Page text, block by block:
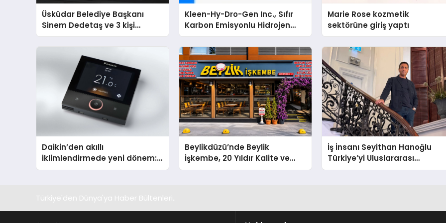
Üsküdar Belediye Başkanı
Sinem Dedetaş ve 3 kişi
tutuklandı
Kleen-Hy-Dro-Gen Inc., Sıfır
Karbon Emisyonlu Hidrojen
Isıtma Teknolojisinde ISO ve
TSSA Düzenleyici Onaylarını
Aldı
Marie Rose kozmetik
sektörüne giriş yaptı
Daikin’den akıllı
iklimlendirmede yeni dönem:
Madoka Plus Türkiye’de
Beylikdüzü’nde Beylik
İşkembe, 20 Yıldır Kalite ve
Lezzetin Değişmeyen Adresi
İş İnsanı Seyithan Hanoğlu
Türkiye’yi Uluslararası
Arenada Tanıtmayı
Türkiye'den Dünya'ya Haber Bültenleri..